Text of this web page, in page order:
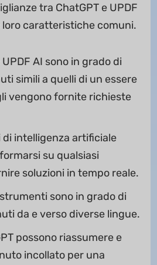
tra ChatGPT e UPDF
loro caratteristiche comuni.
AI sono in grado di
simili a quelli di un essere
vengono fornite richieste
intelligenza artificiale
su qualsiasi
soluzioni in tempo reale.
sono in grado di
da e verso diverse lingue.
possono riassumere e
incollato per una